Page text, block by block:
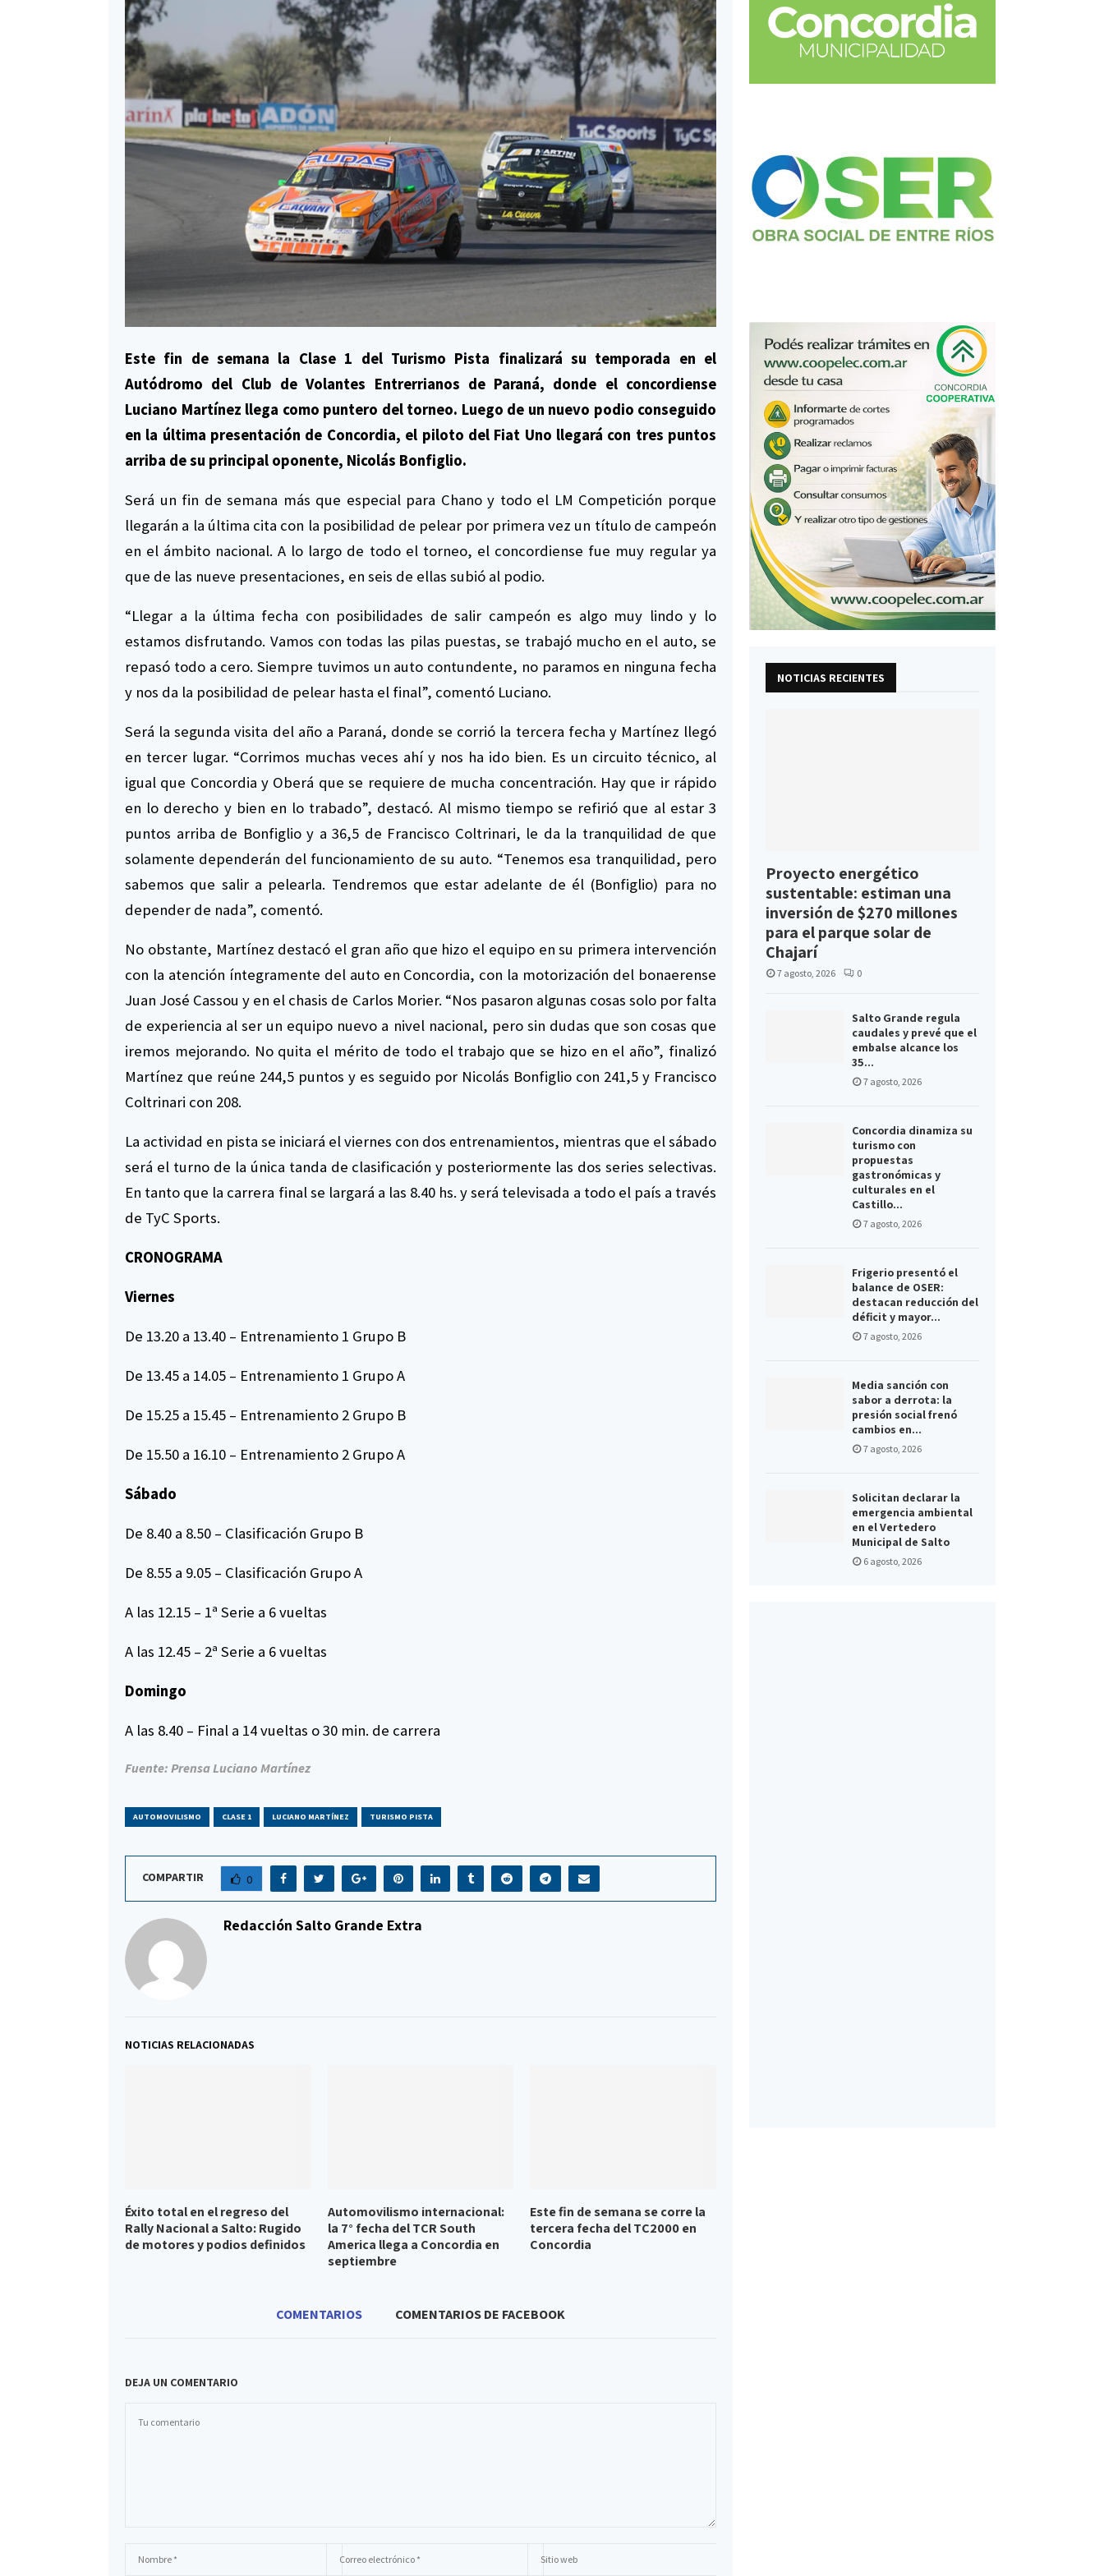
Este fin de semana la Clase 1 del Turismo Pista finalizará su temporada en el
Autódromo del Club de Volantes Entrerrianos de Paraná, donde el concordiense
Luciano Martínez llega como puntero del torneo. Luego de un nuevo podio conseguido
en la última presentación de Concordia, el piloto del Fiat Uno llegará con tres puntos
arriba de su principal oponente, Nicolás Bonfiglio.
Será un fin de semana más que especial para Chano y todo el LM Competición porque
llegarán a la última cita con la posibilidad de pelear por primera vez un título de campeón
en el ámbito nacional. A lo largo de todo el torneo, el concordiense fue muy regular ya
que de las nueve presentaciones, en seis de ellas subió al podio.
“Llegar a la última fecha con posibilidades de salir campeón es algo muy lindo y lo
estamos disfrutando. Vamos con todas las pilas puestas, se trabajó mucho en el auto, se
repasó todo a cero. Siempre tuvimos un auto contundente, no paramos en ninguna fecha
y nos da la posibilidad de pelear hasta el final”, comentó Luciano.
Será la segunda visita del año a Paraná, donde se corrió la tercera fecha y Martínez llegó
en tercer lugar. “Corrimos muchas veces ahí y nos ha ido bien. Es un circuito técnico, al
igual que Concordia y Oberá que se requiere de mucha concentración. Hay que ir rápido
en lo derecho y bien en lo trabado”, destacó. Al mismo tiempo se refirió que al estar 3
puntos arriba de Bonfiglio y a 36,5 de Francisco Coltrinari, le da la tranquilidad de que
solamente dependerán del funcionamiento de su auto. “Tenemos esa tranquilidad, pero
sabemos que salir a pelearla. Tendremos que estar adelante de él (Bonfiglio) para no
depender de nada”, comentó.
No obstante, Martínez destacó el gran año que hizo el equipo en su primera intervención
con la atención íntegramente del auto en Concordia, con la motorización del bonaerense
Juan José Cassou y en el chasis de Carlos Morier. “Nos pasaron algunas cosas solo por falta
de experiencia al ser un equipo nuevo a nivel nacional, pero sin dudas que son cosas que
iremos mejorando. No quita el mérito de todo el trabajo que se hizo en el año”, finalizó
Martínez que reúne 244,5 puntos y es seguido por Nicolás Bonfiglio con 241,5 y Francisco
Coltrinari con 208.
La actividad en pista se iniciará el viernes con dos entrenamientos, mientras que el sábado
será el turno de la única tanda de clasificación y posteriormente las dos series selectivas.
En tanto que la carrera final se largará a las 8.40 hs. y será televisada a todo el país a través
de TyC Sports.
CRONOGRAMA
Viernes
De 13.20 a 13.40 – Entrenamiento 1 Grupo B
De 13.45 a 14.05 – Entrenamiento 1 Grupo A
De 15.25 a 15.45 – Entrenamiento 2 Grupo B
De 15.50 a 16.10 – Entrenamiento 2 Grupo A
Sábado
De 8.40 a 8.50 – Clasificación Grupo B
De 8.55 a 9.05 – Clasificación Grupo A
A las 12.15 – 1ª Serie a 6 vueltas
A las 12.45 – 2ª Serie a 6 vueltas
Domingo
A las 8.40 – Final a 14 vueltas o 30 min. de carrera
Fuente: Prensa Luciano Martínez
AUTOMOVILISMO CLASE 1 LUCIANO MARTÍNEZ TURISMO PISTA
COMPARTIR 0
Redacción Salto Grande Extra
NOTICIAS RELACIONADAS
Éxito total en el regreso del
Rally Nacional a Salto: Rugido
de motores y podios definidos
Automovilismo internacional:
la 7° fecha del TCR South
America llega a Concordia en
septiembre
Este fin de semana se corre la
tercera fecha del TC2000 en
Concordia
COMENTARIOS COMENTARIOS DE FACEBOOK
DEJA UN COMENTARIO
NOTICIAS RECIENTES
Proyecto energético
sustentable: estiman una
inversión de $270 millones
para el parque solar de
Chajarí
7 agosto, 2026 0
Salto Grande regula
caudales y prevé que el
embalse alcance los
35...
7 agosto, 2026
Concordia dinamiza su
turismo con
propuestas
gastronómicas y
culturales en el
Castillo...
7 agosto, 2026
Frigerio presentó el
balance de OSER:
destacan reducción del
déficit y mayor...
7 agosto, 2026
Media sanción con
sabor a derrota: la
presión social frenó
cambios en...
7 agosto, 2026
Solicitan declarar la
emergencia ambiental
en el Vertedero
Municipal de Salto
6 agosto, 2026